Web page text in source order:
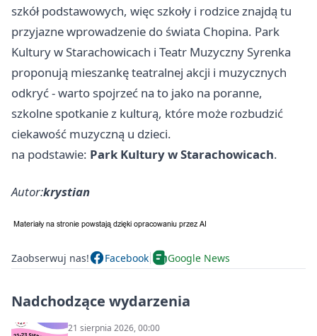
szkół podstawowych, więc szkoły i rodzice znajdą tu
przyjazne wprowadzenie do świata Chopina. Park
Kultury w Starachowicach i Teatr Muzyczny Syrenka
proponują mieszankę teatralnej akcji i muzycznych
odkryć - warto spojrzeć na to jako na poranne,
szkolne spotkanie z kulturą, które może rozbudzić
ciekawość muzyczną u dzieci.
na podstawie: Park Kultury w Starachowicach.
Autor:krystian
Zaobserwuj nas! Facebook Google News
Nadchodzące wydarzenia
21 sierpnia 2026, 00:00